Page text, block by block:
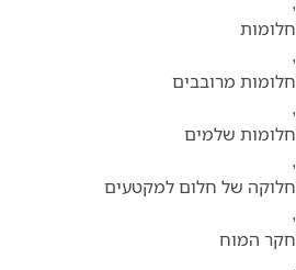
חלומות
,
חלומות מרובבים
,
חלומות שלמים
,
חלוקה של חלום למקטעים
,
חקר המוח